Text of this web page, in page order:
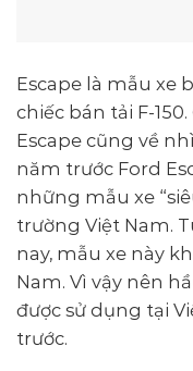
Escape là mẫu xe
chiếc bán tải F-
Escape cũng về
năm trước Ford
những mẫu xe
trường Việt Nam.
nay, mẫu xe này
Nam. Vì vậy nên
được sử dụng tại
trước.